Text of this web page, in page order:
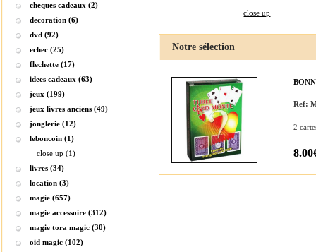
cheques cadeaux (2)
decoration (6)
dvd (92)
echec (25)
flechette (17)
idees cadeaux (63)
jeux (199)
jeux livres anciens (49)
jonglerie (12)
leboncoin (1)
close up (1)
livres (34)
location (3)
magie (657)
magie accessoire (312)
magie tora magic (30)
oid magic (102)
close up
Notre sélection
Ref:
2